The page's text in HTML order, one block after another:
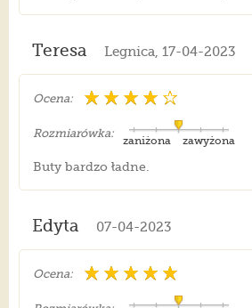
Teresa Legnica, 17-04-2023
Ocena:
Rozmiarówka:
zawyżona
zaniżona
Buty bardzo ładne.
Edyta 07-04-2023
Ocena: